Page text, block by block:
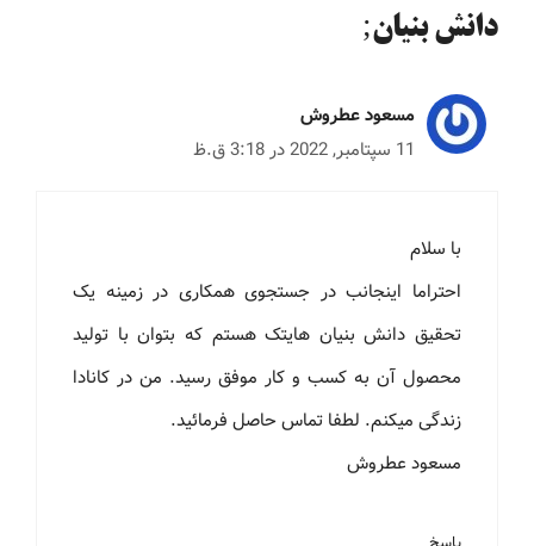
دانش بنیان;
مسعود عطروش
11 سپتامبر, 2022 در 3:18 ق.ظ
با سلام
احتراما اینجانب در جستجوی همکاری در زمینه یک
تحقیق دانش بنیان هایتک هستم که بتوان با تولید
محصول آن به کسب و کار موفق رسید. من در کانادا
زندگی میکنم. لطفا تماس حاصل فرمائید.
مسعود عطروش